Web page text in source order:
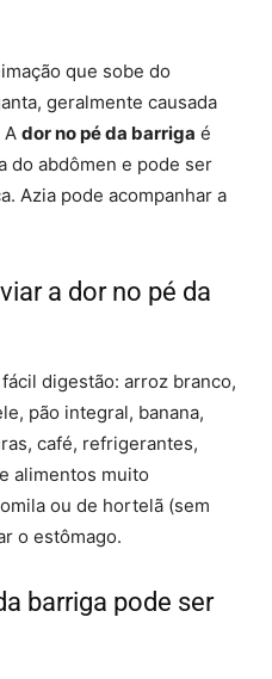
que sobe do
geralmente causada
A dor no pé da barriga é
do abdômen e pode ser
Azia pode acompanhar a
a dor no pé da
digestão: arroz branco,
pão integral, banana,
café, refrigerantes,
alimentos muito
ou de hortelã (sem
o estômago.
barriga pode ser